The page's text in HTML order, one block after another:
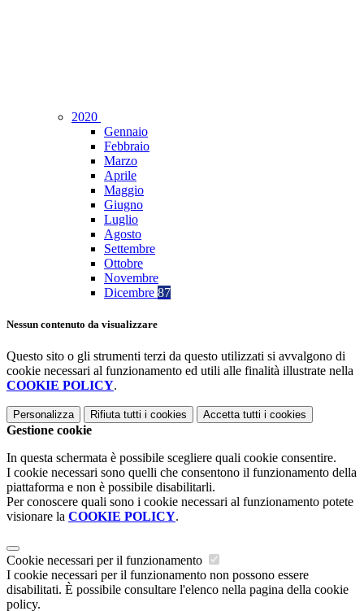
2020
Gennaio
Febbraio
Marzo
Aprile
Maggio
Giugno
Luglio
Agosto
Settembre
Ottobre
Novembre
Dicembre 87
Nessun contenuto da visualizzare
Questo sito o gli strumenti terzi da questo utilizzati si avvalgono di
cookie necessari al funzionamento ed utili alle finalità illustrate nella
COOKIE POLICY.
Personalizza Rifiuta tutti i cookies Accetta tutti i cookies
Gestione cookie
In questa schermata è possibile scegliere quali cookie consentire.
I cookie necessari sono quelli che consentono il funzionamento della
piattaforma e non è possibile disabilitarli.
Per conoscere quali sono i cookie necessari al funzionamento potete
visionare la COOKIE POLICY.
Cookie necessari per il funzionamento
I cookie necessari per il funzionamento non possono essere
disabilitati. È possibile consultare l'elenco nella pagina della cookie
policy.